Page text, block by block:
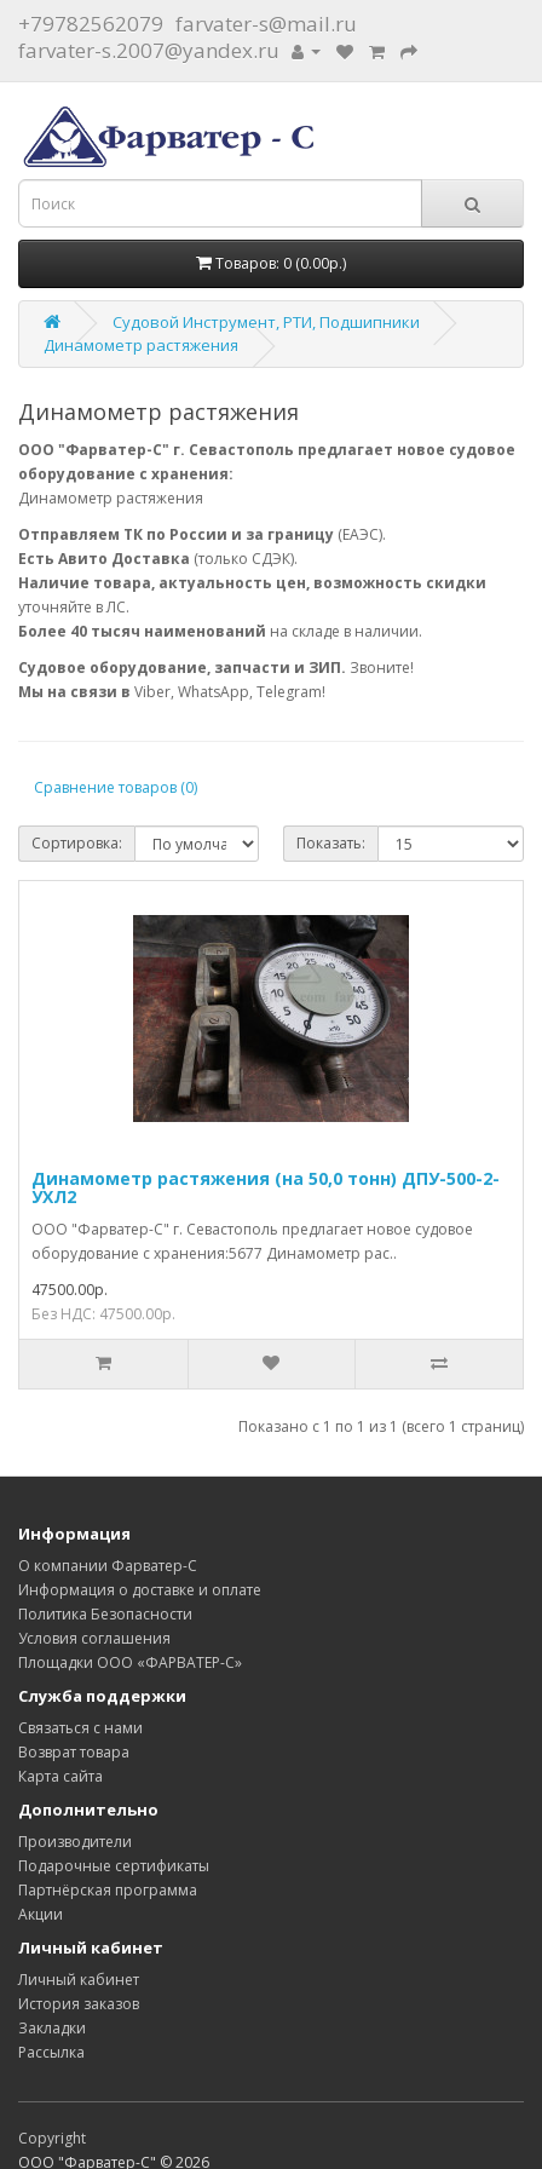
+79782562079 farvater-s@mail.ru
farvater-s.2007@yandex.ru
Товаров: 0 (0.00р.)
Судовой Инструмент, РТИ, Подшипники
Динамометр растяжения
Динамометр растяжения
ООО "Фарватер-С" г. Севастополь предлагает новое судовое
оборудование с хранения:
Динамометр растяжения
Отправляем ТК по России и за границу (ЕАЭС).
Есть Авито Доставка (только СДЭК).
Наличие товара, актуальность цен, возможность скидки
уточняйте в ЛС.
Более 40 тысяч наименований на складе в наличии.
Судовое оборудование, запчасти и ЗИП. Звоните!
Мы на связи в Viber, WhatsApp, Telegram!
Сравнение товаров (0)
Сортировка: Показать:
Динамометр растяжения (на 50,0 тонн) ДПУ-500-2-
УХЛ2
ООО "Фарватер-С" г. Севастополь предлагает новое судовое
оборудование с хранения:5677 Динамометр рас..
47500.00р.
Без НДС: 47500.00р.
Показано с 1 по 1 из 1 (всего 1 страниц)
Информация
О компании Фарватер-С
Информация о доставке и оплате
Политика Безопасности
Условия соглашения
Площадки ООО «ФАРВАТЕР-С»
Служба поддержки
Связаться с нами
Возврат товара
Карта сайта
Дополнительно
Производители
Подарочные сертификаты
Партнёрская программа
Акции
Личный кабинет
Личный кабинет
История заказов
Закладки
Рассылка
Copyright
ООО "Фарватер-С" © 2026